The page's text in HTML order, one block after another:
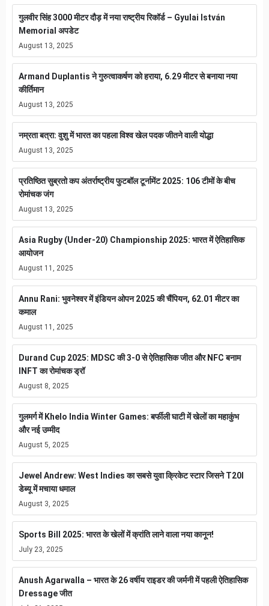
गुलवीर सिंह 3000 मीटर दौड़ में नया राष्ट्रीय रिकॉर्ड – Gyulai István
Memorial अपडेट
August 13, 2025
Armand Duplantis ने गुरुत्वाकर्षण को हराया, 6.29 मीटर से बनाया नया
कीर्तिमान
August 13, 2025
नम्रता बत्रा: वुशु में भारत का पहला विश्व खेल पदक जीतने वाली योद्धा
August 13, 2025
प्रतिष्ठित सुब्रतो कप अंतर्राष्ट्रीय फुटबॉल टूर्नामेंट 2025: 106 टीमों के बीच
रोमांचक जंग
August 13, 2025
Asia Rugby (Under-20) Championship 2025: भारत में ऐतिहासिक
आयोजन
August 11, 2025
Annu Rani: भुवनेश्वर में इंडियन ओपन 2025 की चैंपियन, 62.01 मीटर का
कमाल
August 11, 2025
Durand Cup 2025: MDSC की 3-0 से ऐतिहासिक जीत और NFC बनाम
INFT का रोमांचक ड्रॉ
August 8, 2025
गुलमर्ग में Khelo India Winter Games: बर्फीली घाटी में खेलों का महाकुंभ
और नई उम्मीद
August 5, 2025
Jewel Andrew: West Indies का सबसे युवा क्रिकेट स्टार जिसने T20I
डेब्यू में मचाया धमाल
August 3, 2025
Sports Bill 2025: भारत के खेलों में क्रांति लाने वाला नया कानून!
July 23, 2025
Anush Agarwalla – भारत के 26 वर्षीय राइडर की जर्मनी में पहली ऐतिहासिक
Dressage जीत